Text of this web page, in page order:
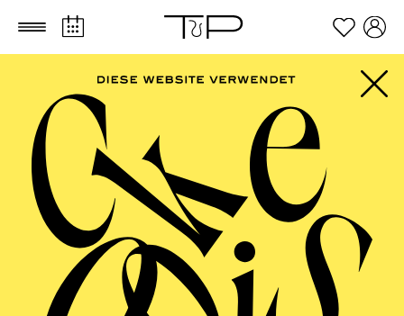
Zum Hauptinhalt springen Zum Footer springen
FILTER
SEPTEMBER 2026
PHILHARMONIE ESSEN
Friday
04.09.2026